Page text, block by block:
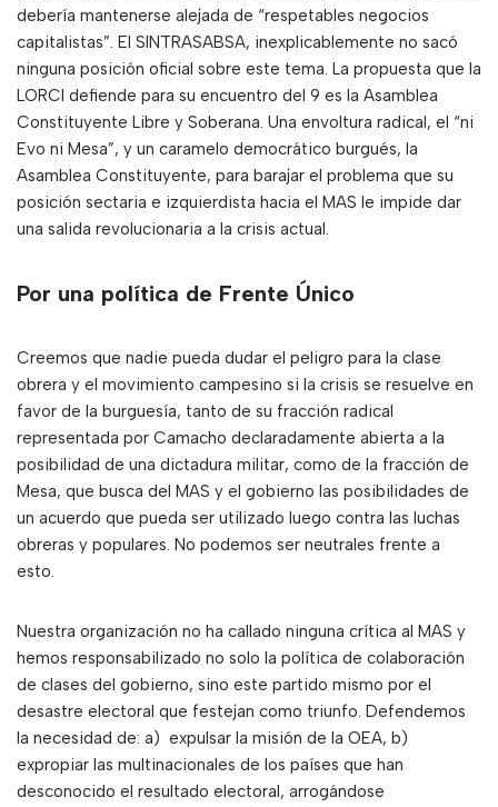
debería mantenerse alejada de “respetables negocios
capitalistas”. El SINTRASABSA, inexplicablemente no sacó
ninguna posición oficial sobre este tema. La propuesta que la
LORCI defiende para su encuentro del 9 es la Asamblea
Constituyente Libre y Soberana. Una envoltura radical, el “ni
Evo ni Mesa”, y un caramelo democrático burgués, la
Asamblea Constituyente, para barajar el problema que su
posición sectaria e izquierdista hacia el MAS le impide dar
una salida revolucionaria a la crisis actual.
Por una política de Frente Único
Creemos que nadie pueda dudar el peligro para la clase
obrera y el movimiento campesino si la crisis se resuelve en
favor de la burguesía, tanto de su fracción radical
representada por Camacho declaradamente abierta a la
posibilidad de una dictadura militar, como de la fracción de
Mesa, que busca del MAS y el gobierno las posibilidades de
un acuerdo que pueda ser utilizado luego contra las luchas
obreras y populares. No podemos ser neutrales frente a
esto.
Nuestra organización no ha callado ninguna crítica al MAS y
hemos responsabilizado no solo la política de colaboración
de clases del gobierno, sino este partido mismo por el
desastre electoral que festejan como triunfo. Defendemos
la necesidad de: a) expulsar la misión de la OEA, b)
expropiar las multinacionales de los países que han
desconocido el resultado electoral, arrogándose